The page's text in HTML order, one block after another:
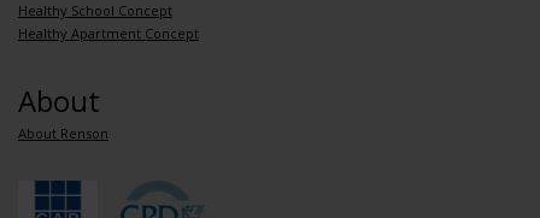
Healthy School Concept
Healthy Apartment Concept
About
About Renson